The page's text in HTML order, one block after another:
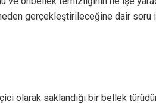
gerçekleştirileceğine dair soru
olarak saklandığı bir bellek